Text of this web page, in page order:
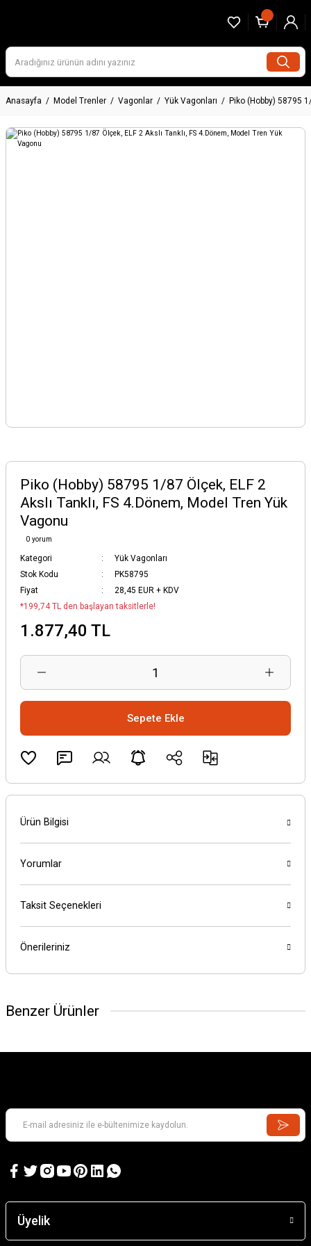
Anasayfa Model Trenler Vagonlar Yük Vagonları Piko (Hobby) 58795
Piko (Hobby) 58795 1/87 Ölçek, ELF 2
Akslı Tanklı, FS 4.Dönem, Model Tren Yük
Vagonu
0 yorum
Kategori
Yük Vagonları
Stok Kodu
PK58795
Fiyat
28,45 EUR + KDV
*199,74 TL den başlayan taksitlerle!
1.877,40 TL
Sepete Ekle
Ürün Bilgisi
Yorumlar
Taksit Seçenekleri
Önerileriniz
Benzer Ürünler
Üyelik